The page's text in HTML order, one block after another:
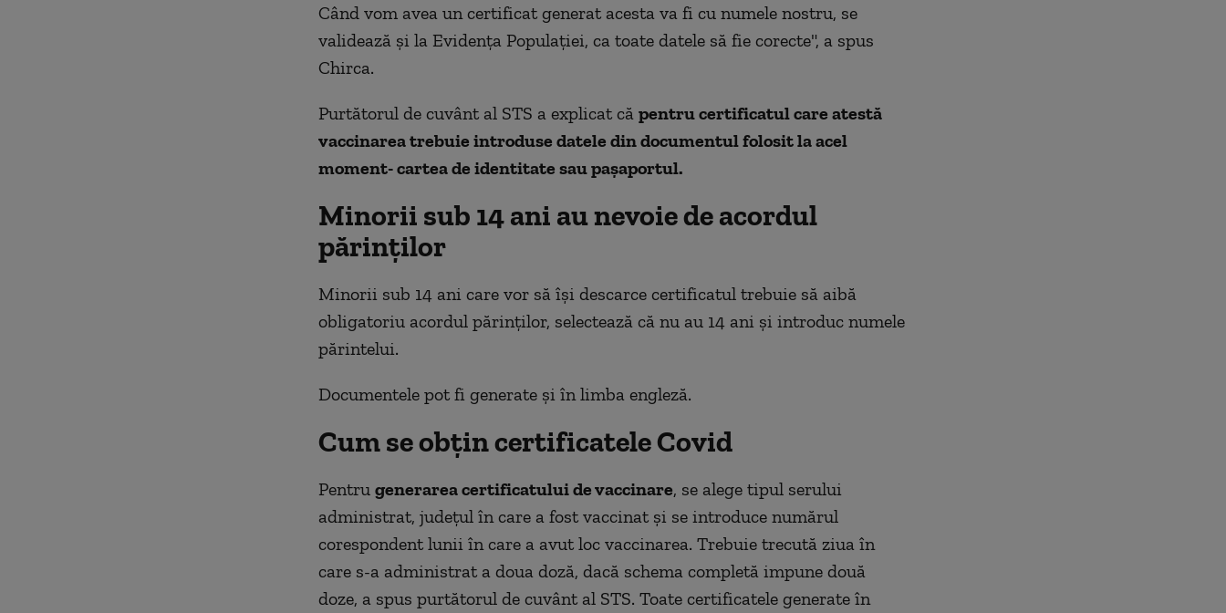
Când vom avea un certificat generat acesta va fi cu numele nostru, se
validează și la Evidența Populației, ca toate datele să fie corecte", a spus
Chirca.
Purtătorul de cuvânt al STS a explicat că pentru certificatul care atestă
vaccinarea trebuie introduse datele din documentul folosit la acel
moment- cartea de identitate sau pașaportul.
Minorii sub 14 ani au nevoie de acordul
părinților
Minorii sub 14 ani care vor să își descarce certificatul trebuie să aibă
obligatoriu acordul părinților, selectează că nu au 14 ani și introduc numele
părintelui.
Documentele pot fi generate și în limba engleză.
Cum se obțin certificatele Covid
Pentru generarea certificatului de vaccinare, se alege tipul serului
administrat, județul în care a fost vaccinat și se introduce numărul
corespondent lunii în care a avut loc vaccinarea. Trebuie trecută ziua în
care s-a administrat a doua doză, dacă schema completă impune două
doze, a spus purtătorul de cuvânt al STS. Toate certificatele generate în